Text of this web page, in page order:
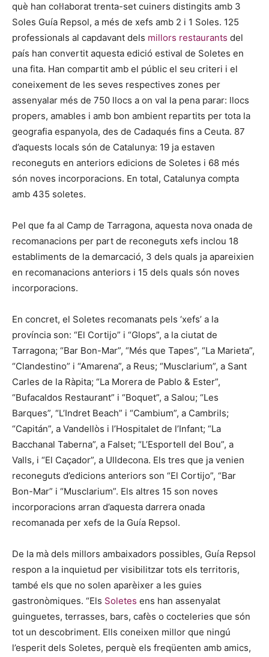
què han col·laborat trenta-set cuiners distingits amb 3
Soles Guía Repsol, a més de xefs amb 2 i 1 Soles. 125
professionals al capdavant dels millors restaurants del
país han convertit aquesta edició estival de Soletes en
una fita. Han compartit amb el públic el seu criteri i el
coneixement de les seves respectives zones per
assenyalar més de 750 llocs a on val la pena parar: llocs
propers, amables i amb bon ambient repartits per tota la
geografia espanyola, des de Cadaqués fins a Ceuta. 87
d’aquests locals són de Catalunya: 19 ja estaven
reconeguts en anteriors edicions de Soletes i 68 més
són noves incorporacions. En total, Catalunya compta
amb 435 soletes.
Pel que fa al Camp de Tarragona, aquesta nova onada de
recomanacions per part de reconeguts xefs inclou 18
establiments de la demarcació, 3 dels quals ja apareixien
en recomanacions anteriors i 15 dels quals són noves
incorporacions.
En concret, el Soletes recomanats pels ‘xefs’ a la
província son: “El Cortijo” i “Glops”, a la ciutat de
Tarragona; “Bar Bon-Mar”, “Més que Tapes”, “La Marieta”,
“Clandestino” i “Amarena”, a Reus; “Musclarium”, a Sant
Carles de la Ràpita; “La Morera de Pablo & Ester”,
“Bufacaldos Restaurant” i “Boquet”, a Salou; “Les
Barques”, “L’Indret Beach” i “Cambium”, a Cambrils;
“Capitán”, a Vandellòs i l’Hospitalet de l’Infant; “La
Bacchanal Taberna”, a Falset; “L’Esportell del Bou”, a
Valls, i “El Caçador”, a Ulldecona. Els tres que ja venien
reconeguts d’edicions anteriors son “El Cortijo”, “Bar
Bon-Mar” i “Musclarium”. Els altres 15 son noves
incorporacions arran d’aquesta darrera onada
recomanada per xefs de la Guía Repsol.
De la mà dels millors ambaixadors possibles, Guía Repsol
respon a la inquietud per visibilitzar tots els territoris,
també els que no solen aparèixer a les guies
gastronòmiques. “Els Soletes ens han assenyalat
guinguetes, terrasses, bars, cafès o cocteleries que són
tot un descobriment. Ells coneixen millor que ningú
l’esperit dels Soletes, perquè els freqüenten amb amics,